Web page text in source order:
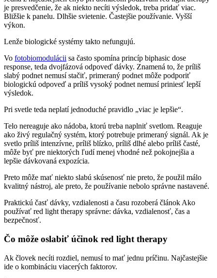
je presvedčenie, že ak niekto necíti výsledok, treba pridať viac.
Bližšie k panelu. Dlhšie svietenie. Častejšie používanie. Vyšší
výkon.
Lenže biologické systémy takto nefungujú.
Vo fotobiomodulácii sa často spomína princíp biphasic dose
response, teda dvojfázová odpoveď dávky. Znamená to, že príliš
slabý podnet nemusí stačiť, primeraný podnet môže podporiť
biologickú odpoveď a príliš vysoký podnet nemusí priniesť lepší
výsledok.
Pri svetle teda neplatí jednoduché pravidlo „viac je lepšie“.
Telo nereaguje ako nádoba, ktorú treba naplniť svetlom. Reaguje
ako živý regulačný systém, ktorý potrebuje primeraný signál. Ak je
svetlo príliš intenzívne, príliš blízko, príliš dlhé alebo príliš časté,
môže byť pre niektorých ľudí menej vhodné než pokojnejšia a
lepšie dávkovaná expozícia.
Preto môže mať niekto slabú skúsenosť nie preto, že použil málo
kvalitný nástroj, ale preto, že používanie nebolo správne nastavené.
Praktickú časť dávky, vzdialenosti a času rozoberá článok Ako
používať red light therapy správne: dávka, vzdialenosť, čas a
bezpečnosť.
Čo môže oslabiť účinok red light therapy
Ak človek necíti rozdiel, nemusí to mať jednu príčinu. Najčastejšie
ide o kombináciu viacerých faktorov.